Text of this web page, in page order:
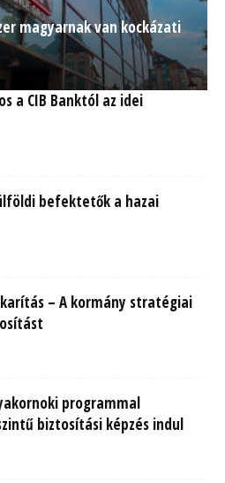
magyarnak van kockázati
a CIB Banktól az idei
befektetők a hazai
– A kormány stratégiai
programmal
biztosítási képzés indul